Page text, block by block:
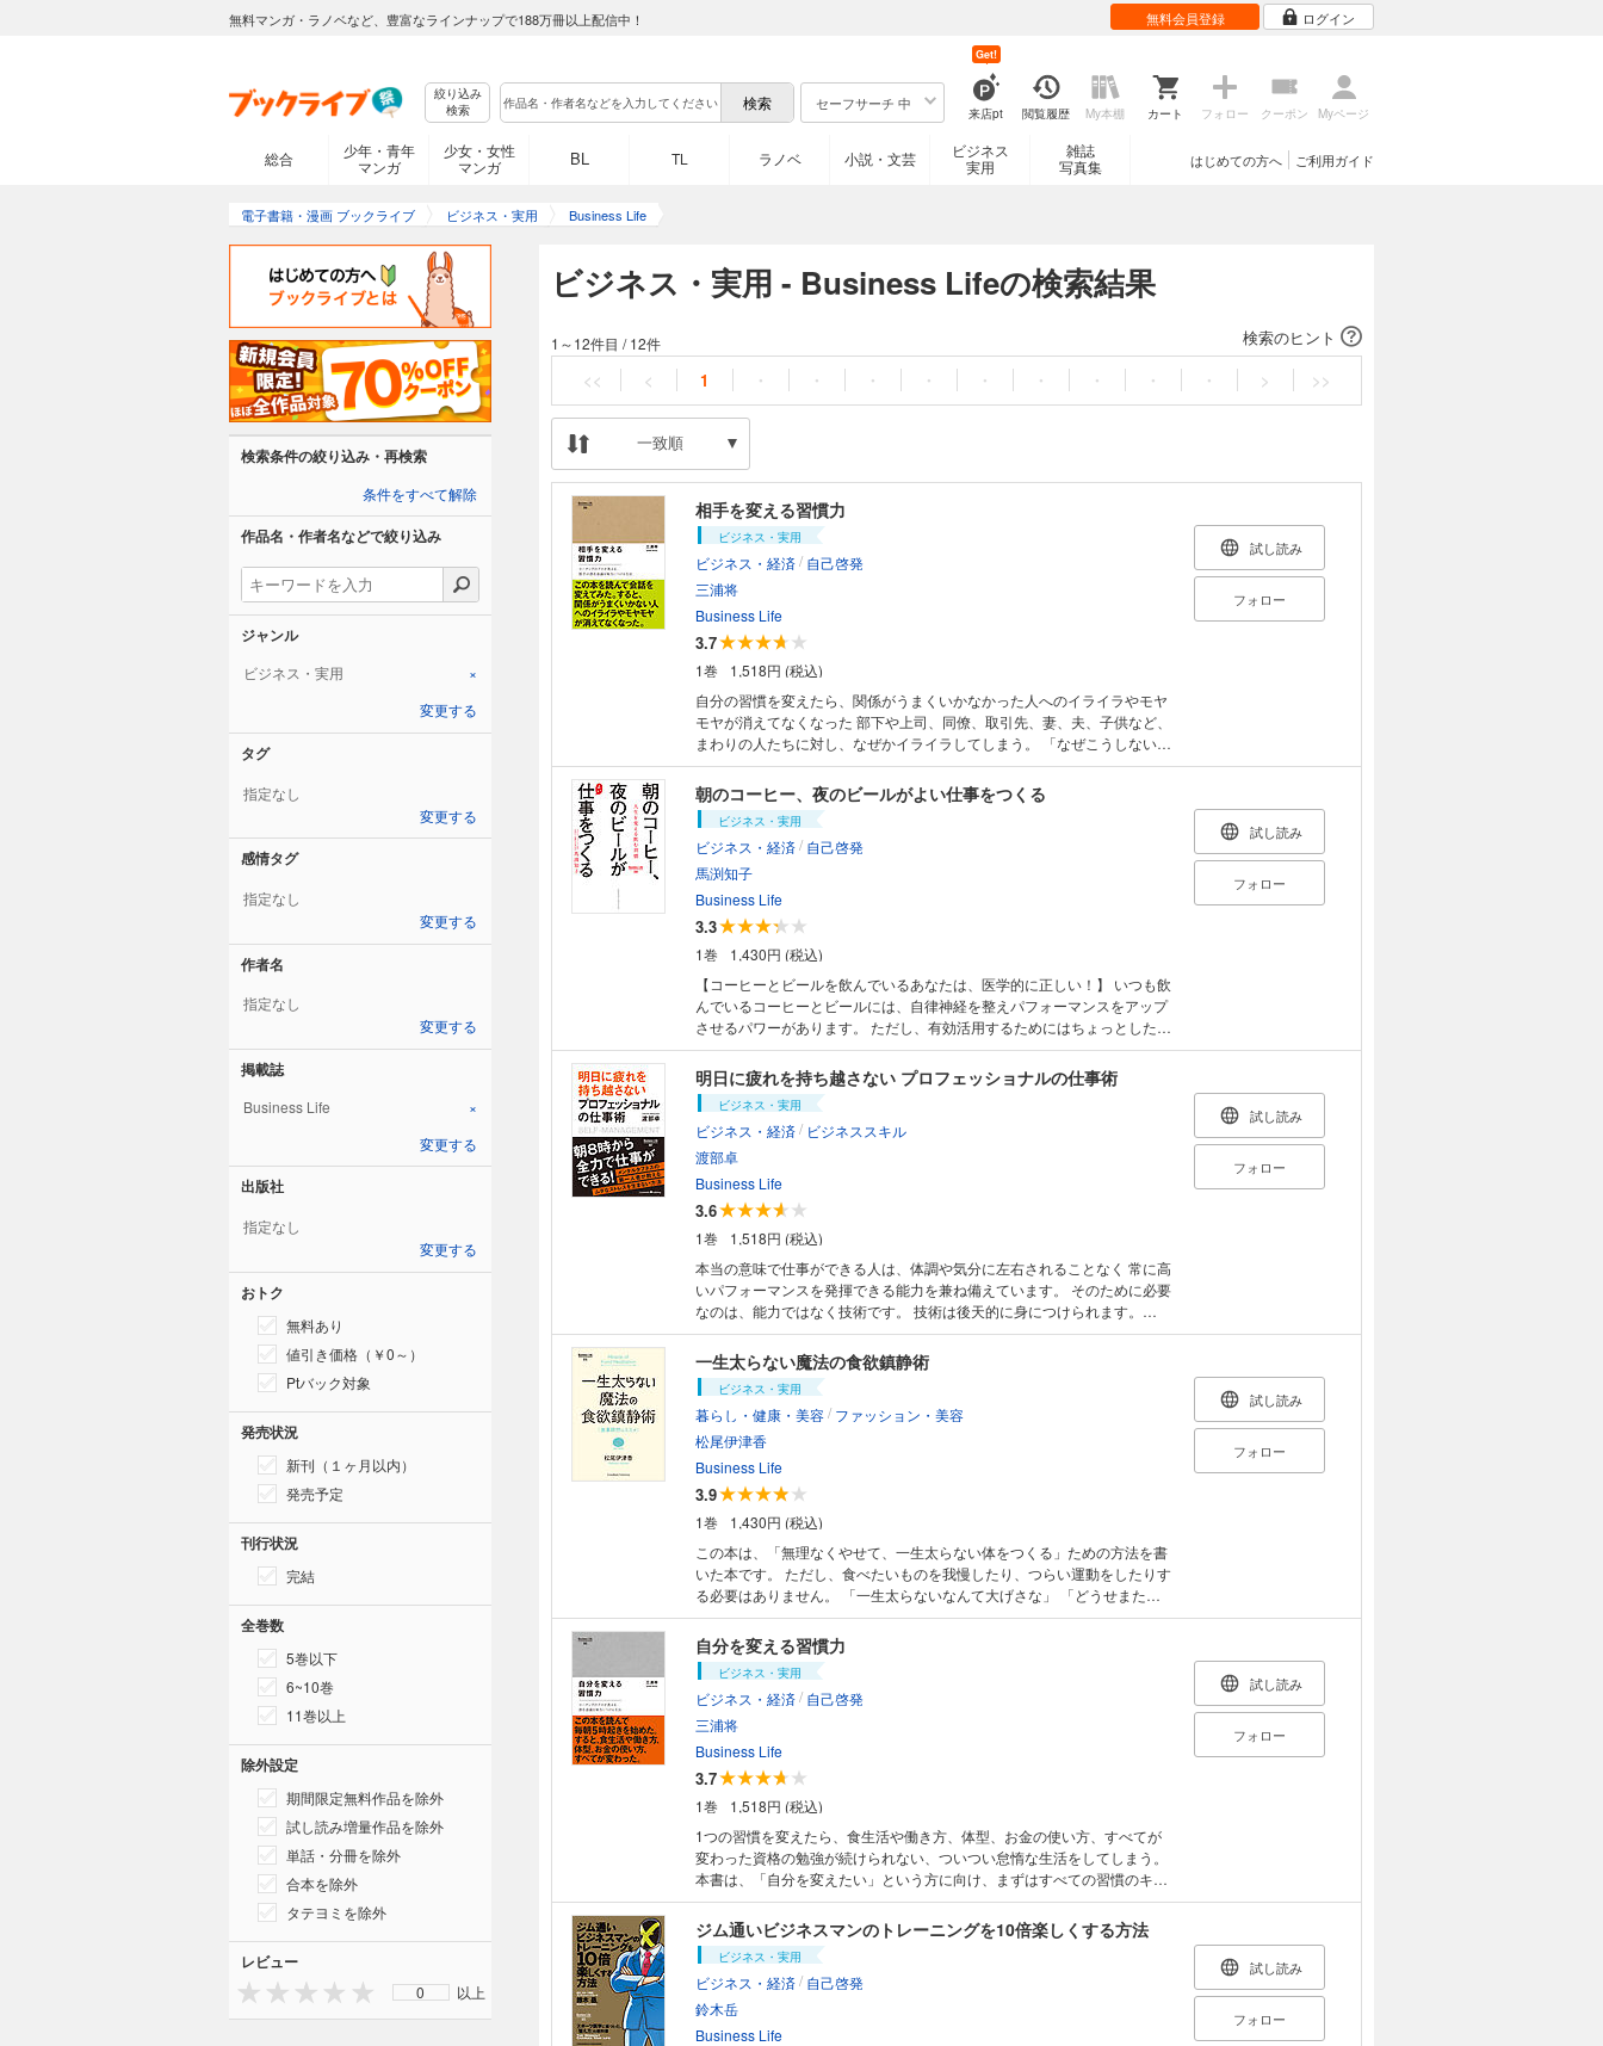
無料マンガ・ラノベなど、豊富なラインナップで188万冊以上配信中！ 無料会員登録 ログイン
絞り込み
検索
セーフサーチ 中
来店pt
Get!
閲覧履歴 My本棚 カート フォロー クーポン Myページ
総合
少年・青年
マンガ
少女・女性
マンガ
BL TL ラノベ 小説・文芸
ビジネス
実用
雑誌
写真集
ご利用ガイド
はじめての方へ
電子書籍・漫画 ブックライブ ビジネス・実用 Business Life
ビジネス・実用 - Business Lifeの検索結果
検索のヒント
1～12件目 /12件
<< < 1 ・ ・ ・ ・ ・ ・ ・ ・ ・ > >>
一致順
相手を変える習慣力
ビジネス・実用
ビジネス・経済/ 自己啓発
三浦将
Business Life
3.7
1巻
1,518円 (税込)
自分の習慣を変えたら、関係がうまくいかなかった人へのイライラやモヤ
モヤが消えてなくなった 部下や上司、同僚、取引先、妻、夫、子供など、
まわりの人たちに対し、なぜかイライラしてしまう。 「なぜこうしないの
か?」「なぜそんなこともできないのか?」「相手を変えたい」「変わって
ほしい」 人の行動を変えるのは大変です。本書では、メンタルコーチング
のメカニズムやアドラー心理学、 そして著者の数々の経験をもとに「相手
を変える」秘訣を紹介します。 キーワードは前作『自分を変える習慣力』
同様、「潜在意識」と「習慣化」。 潜在意識を味方につける習慣化によっ
て、あなたも無理なく、自然に「相手を変える」を身につけることができ
ます。
試し読み
フォロー
朝のコーヒー、夜のビールがよい仕事をつくる
ビジネス・実用
ビジネス・経済/ 自己啓発
馬渕知子
Business Life
3.3
1巻
1,430円 (税込)
【コーヒーとビールを飲んでいるあなたは、医学的に正しい！】 いつも飲
んでいるコーヒーとビールには、自律神経を整えパフォーマンスをアップ
させるパワーがあります。 ただし、有効活用するためにはちょっとした飲
み方のコツが！ この本では、コーヒーとビールに秘められたすごいパワー
を明らかにするとともに、 単なる嗜好品として味わうのではなく、パフォ
ーマンスの最大化を可能にする、 二重の意味で「うまい飲みこなし方」を
お伝えします。 想像してみてください。 大好きなコーヒーとビールを美
味しく楽しみながら、疲れやストレスを除くことができるのです。 仕事も
プライベートも絶好調！ この本を読み終える頃には、きっとそんな毎日を
手に入れているはずです。 ・飲み物は食べ物の50倍速で脳と体を覚醒さ
せる！ ・「30分前のカフェインナップ」で商談・プレゼンの勝率が上が
る ・「浅煎り中挽き」で、脂肪燃焼効果絶大！ ・ 朝のコーヒーは「寝起
き」より「出社後」 ・ 暑い夏こそ、リフレッシュにはホットコーヒー ・
飲んだ次の日は、ブラックよりカフェラテ ・ 無意識・無制限で飲むコー
ヒーは、デブと疲れの元凶 ・ コーヒーを飲む量は1日3杯がベスト ・ 上司
にイラついたら、ソイラテを飲め ・「仕事終わりの1杯」で効率よく疲れ
する ・ ホップの苦味は胃腸を強くする ・ 酔えない飲み会の日は、昼から
水分摂取 ・ 一口飲んでから3分待つと、酔わない ・ 二日酔いを防ぐ「１
杯飲んだら1杯」の法則 ・ 汗を流した後のがぶ飲みは、痛風の原因に
試し読み
フォロー
明日に疲れを持ち越さない プロフェッショナルの仕事術
ビジネス・実用
ビジネス・経済/ ビジネススキル
渡部卓
Business Life
3.6
1巻
1,518円 (税込)
本当の意味で仕事ができる人は、体調や気分に左右されることなく 常に高
いパフォーマンスを発揮できる能力を兼ね備えています。 そのために必要
なのは、能力ではなく技術です。 技術は後天的に身につけられます。
「疲れず結果を出すやり方」と「疲れてもいち早く回復する方法」を身に
つけて、 ストレス・長時間残業とは無縁の生活を送りましょう。 【目次
抜粋】 序章 「仕事で疲れない」にはコツがある プロフェッショナルの定
義 疲れない人はいない/疲れを制する6つのポイント 第1章 ベストコンディ
ションをキープする 疲れと仕事 基礎知識疲れは3つに分類できる/メンタル
不調を見逃さない4つのA 第2章 疲れにくい心と体のベースをつくる プロ
フェッショナルの生活習慣 睡眠のゴールデンタイムを外さない/外食でも
コンディションを上げる/満員電車でもできる簡単トレーニング 第3章 スト
レス・プレッシャーに強くなる 心の疲れを溜めない思考法 折れやすい心
の3タイプ/ABCDE理論/心を軽くする「はひふへほ」 第4章 残業ゼロでも
結果が出まくる 超・効率仕事術 ワールドスタンダードは昼休みが短い/仕
事は「クイック&ダーティ」で/引き受けたくない仕事は「アサーティブ」
に断る/できる人ほど他の人に仕事を振る 第5章 仕事は人間関係が9割 ムダ
ュニケーションがうまくいく4つの技術 第6章 疲れを最速で吹き飛ばす 働
くための休息術 休むことに罪悪感を感じていないか/自分が思うほど会社
や上司はあなたを見ていない/セルフコンディショニングは「4つのR」が
決め手 終章 プロフェッショナル総論 「仕事で疲れない」人の資質 仕事で
疲れない人が持っているもの/目指すは「ワーク・ライフ・ソーシャルバラ
試し読み
フォロー
一生太らない魔法の食欲鎮静術
ビジネス・実用
暮らし・健康・美容/ ファッション・美容
松尾伊津香
Business Life
3.9
1巻
1,430円 (税込)
この本は、「無理なくやせて、一生太らない体をつくる」ための方法を書
いた本です。 ただし、食べたいものを我慢したり、つらい運動をしたりす
る必要はありません。 「一生太らないなんて大げさな」 「どうせまたリ
バウンドするに決まっている」 「我慢も運動もいらないなんて……そんな
甘い話にはだまされない！」 そう思ったあなたにこそ、ぜひ読んでいただ
きたい一冊です。 著者の松尾コーチは、1000人以上の万年ダイエッター
たちを リバウンド地獄から救い出してきた、ダイエットのプロ。 ミス・
モデルジャパン2016日本大会で第3位に輝くほどの美ボディの持ち主であ
りながら、 実は生まれながらの超・大食漢で、リバウンドに苦しんできた
一人でもあります。 ダイエット専門ジムでインストラクターとして働きな
がらも 「制限」「我慢」を強いられるダイエットルールに振り回され、
ますます過食に溺れていく日々……。 そんな毎日を脱却しようと食欲と食
事の研究を重ね 確立したのが「食欲鎮静術」です！ そのポイントを簡単
にお伝えすると…… まずは、「本当の味わい方」を知る。 そして、おい
しく食べる。 これだけで食欲が自然とおさまり、間食や食べ過ぎがなくな
ります。 制限も我慢もなしで、きれいにやせられるうえに、二度と太るこ
とはありません。 ぜひ本書で、幸せな腹八分目を叶えてください。
試し読み
フォロー
自分を変える習慣力
ビジネス・実用
ビジネス・経済/ 自己啓発
三浦将
Business Life
3.7
1巻
1,518円 (税込)
1つの習慣を変えたら、食生活や働き方、体型、お金の使い方、すべてが
変わった資格の勉強が続けられない、ついつい怠惰な生活をしてしまう。
本書は、「自分を変えたい」という方に向け、まずはすべての習慣のキー
となる「スイッチとなる習慣」を身に付け、生活を抜本的に変える秘訣を
お教えします。次に潜在意識の特性を理解し、セルフコーチングを応用す
ることによって、苦労せず良い習慣を身に付けていくスキルを習得してい
きましょう。仕事の成果を上げ、人生を充実させる習慣を多数ご紹介する
とともに、最終章では、人生を大きく変化させる力をもっている「コミュ
ニケーションの習慣」「心の習慣」の身に付け方も伝授します。習慣は才
能を超える力を持っていることを、きっとあなたも実感するはずです。 プ
試し読み
フォロー
ジム通いビジネスマンのトレーニングを10倍楽しくする方法
ビジネス・実用
ビジネス・経済/ 自己啓発
鈴木岳
Business Life
試し読み
フォロー
検索条件の絞り込み・再検索
条件をすべて解除
作品名・作者名などで絞り込み
ジャンル
ビジネス・実用 ×
変更する
タグ
指定なし
変更する
感情タグ
指定なし
変更する
作者名
指定なし
変更する
掲載誌
Business Life ×
変更する
出版社
指定なし
変更する
おトク
無料あり
値引き価格（￥0～）
Ptバック対象
発売状況
新刊（１ヶ月以内）
発売予定
刊行状況
完結
全巻数
5巻以下
6~10巻
11巻以上
除外設定
期間限定無料作品を除外
試し読み増量作品を除外
単話・分冊を除外
合本を除外
タテヨミを除外
レビュー
0 以上